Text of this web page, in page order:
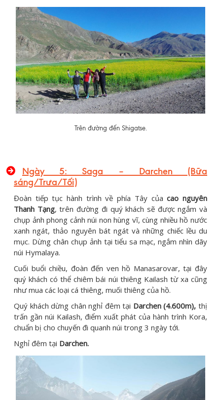
Trên đường đến Shigatse.
Ngày 5: Saga – Darchen (Bữa
sáng/Trưa/Tối)
Đoàn tiếp tục hành trình về phía Tây củacao nguyên
Thanh Tạng, trên đường đi quý khách sẽ được ngắm và
chụp ảnh phong cảnh núi non hùng vĩ, cùng nhiều hồ nước
xanh ngát, thảo nguyên bát ngát và những chiếc lều du
mục. Dừng chân chụp ảnh tại tiểu sa mạc, ngắm nhìn dãy
núi Hymalaya.
Cuối buổi chiều, đoàn đến ven hồ Manasarovar, tại đây
quý khách có thể chiêm bái núi thiêng Kailash từ xa cũng
như mua các loại cá thiêng, muối thiêng của hồ.
Quý khách dừng chân nghỉ đêm tại Darchen (4.600m),thị
trấn gần núi Kailash, điểm xuất phát của hành trình Kora,
chuẩn bị cho chuyến đi quanh núi trong 3 ngày tới.
Nghỉ đêm tại Darchen.